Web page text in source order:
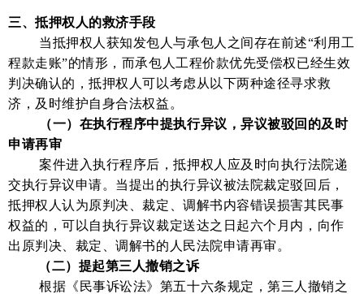
三、抵押权人的救济手段
当抵押权人获知发包人与承包人之间存在前述“利用工
程款走账”的情形，而承包人工程价款优先受偿权已经生效
判决确认的，抵押权人可以考虑从以下两种途径寻求救
济，及时维护自身合法权益。
（一）在执行程序中提执行异议，异议被驳回的及时
申请再审
案件进入执行程序后，抵押权人应及时向执行法院递
交执行异议申请。当提出的执行异议被法院裁定驳回后，
抵押权人认为原判决、裁定、调解书内容错误损害其民事
权益的，可以自执行异议裁定送达之日起六个月内，向作
出原判决、裁定、调解书的人民法院申请再审。
（二）提起第三人撤销之诉
根据《民事诉讼法》第五十六条规定，第三人撤销之